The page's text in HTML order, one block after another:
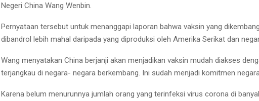
Negeri China Wang Wenbin.
Pernyataan tersebut untuk menanggapi laporan bahwa vaksin yang
dibandrol lebih mahal daripada yang diproduksi oleh Amerika Serikat dan
Wang menyatakan China berjanji akan menjadikan vaksin mudah diakses
terjangkau di negara- negara berkembang. Ini sudah menjadi komitmen
Karena belum menurunnya jumlah orang yang terinfeksi virus corona di